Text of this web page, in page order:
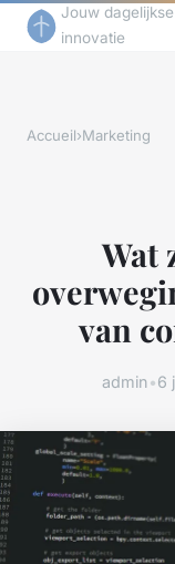
Jouw
innovatie
Accueil›Marketing
Wat
van
admin•6